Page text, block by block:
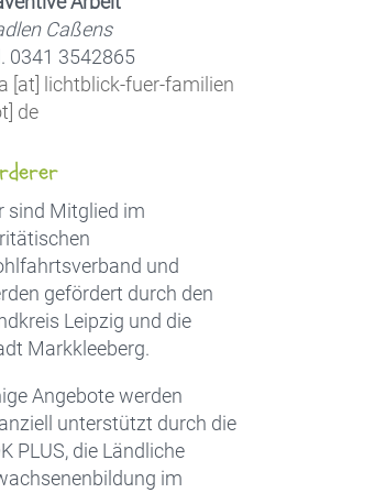
Caßens
0341 3542865
[at] lichtblick-fuer-familien
de
sind Mitglied im
und
gefördert durch den
Leipzig und die
Markkleeberg.
Angebote werden
unterstützt durch die
PLUS, die Ländliche
im